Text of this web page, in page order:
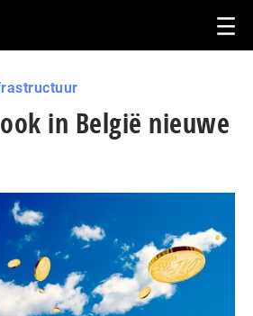
in België nieuwe